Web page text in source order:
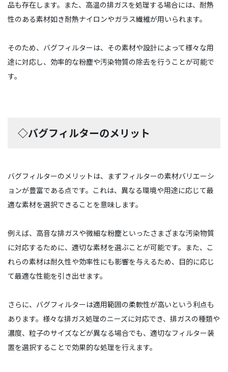
品も存在します。また、高温の排ガスを処理する場合には、耐熱
性のある素材如き耐熱ナイロンやガラス繊維が用いられます。
そのため、バグフィルターは、その素材や設計によって様々な用
途に対応し、効率的な粉塵や汚染物質の除去を行うことが可能で
す。
◇バグフィルターのメリット
バグフィルターのメリットは、まずフィルターの素材バリエーシ
ョンが豊富である点です。これは、異なる環境や用途に応じて最
適な素材を選択できることを意味します。
例えば、高音な排ガスや微細な粉塵といったさまざまな汚染物質
に対応するために、適切な素材を選ぶことが可能です。また、こ
れらの素材は耐久性や効率性にも影響を与えるため、目的に応じ
て最適な性能を引き出せます。
さらに、バグフィルターは適用範囲の柔軟性が高いという利点も
あります。様々な排ガス処理のニーズに対応でき、排ガスの種類や
濃度、粒子のサイズなどが異なる場合でも、適切なフィルター装
置を選択することで効果的な処理を行えます。